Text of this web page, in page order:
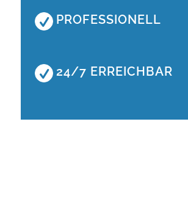
PROFESSIONELL
24/7 ERREICHBAR